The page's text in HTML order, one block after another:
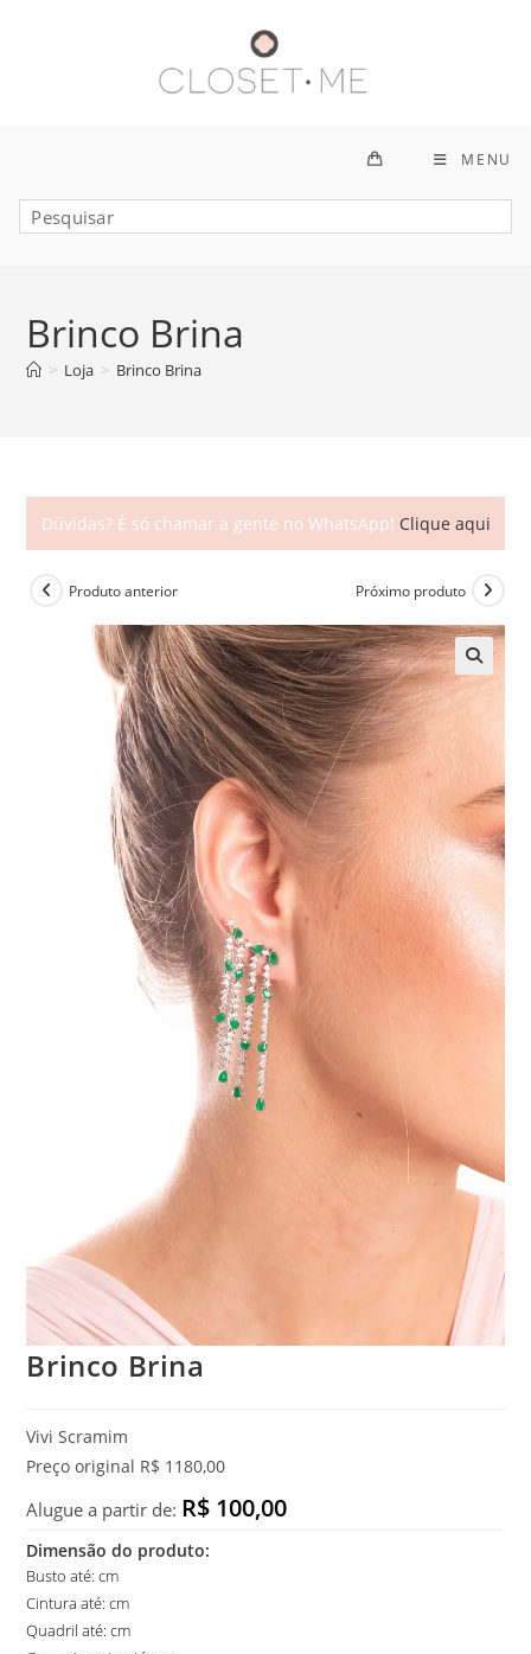
MENU
Brinco Brina
> Loja > Brinco Brina
Dúvidas? É só chamar a gente no WhatsApp! Clique aqui
Produto anterior Próximo produto
🔍
Brinco Brina
Vivi Scramim
Preço original R$ 1180,00
Alugue a partir de: R$ 100,00
Dimensão do produto:
Busto até: cm
Cintura até: cm
Quadril até: cm